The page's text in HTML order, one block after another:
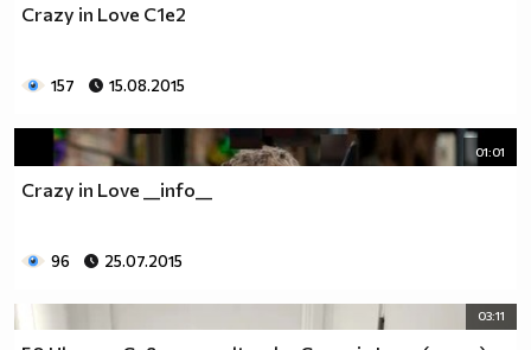
Crazy in Love С1е2
157 15.08.2015
01:01
Crazy in Love __info__
96 25.07.2015
03:11